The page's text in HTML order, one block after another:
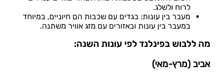
לרוח ולשלג.
מעבר בין עונות: בגדים עם שכבות הם חיוניים, במיוחד
במעבר בין עונות ובאזורים עם מזג אוויר משתנה.
מה ללבוש בפינלנד לפי עונות השנה:
אביב (מרץ-מאי)